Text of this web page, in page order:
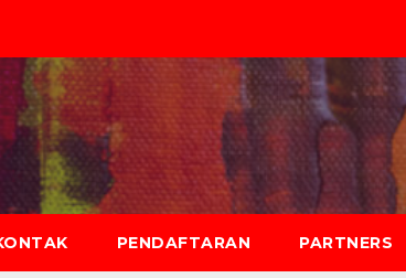
PENDAFTARAN PARTNERS